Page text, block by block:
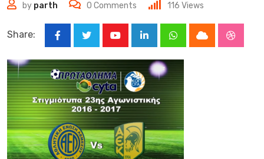
by parth 0 Comments 116 Views
Share:
LinkedInWhatsappCloud